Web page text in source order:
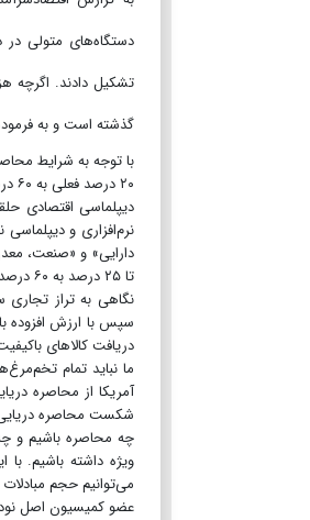
دستگاه‌های متولی
تشکیل دادند. اگرچه
گذشته است و به
با توجه به شرایط
۲۰ درصد فعلی به ۶۰ درصد افزایش داد.
دیپلماسی اقتصادی
نرم‌افزاری و
تا ۲۵ درصد به ۶۰ درصد از کل صادرات و واردات کشور ارتقا دهیم.
نگاهی به تراز
سپس با ارزش افزوده
دریافت کالاهای
آمریکا از محاصره
شکست محاصره
چه محاصره باشیم و چه
می‌توانیم حجم مبادلات در برخی محورها را از
عضو کمیسیون اصل